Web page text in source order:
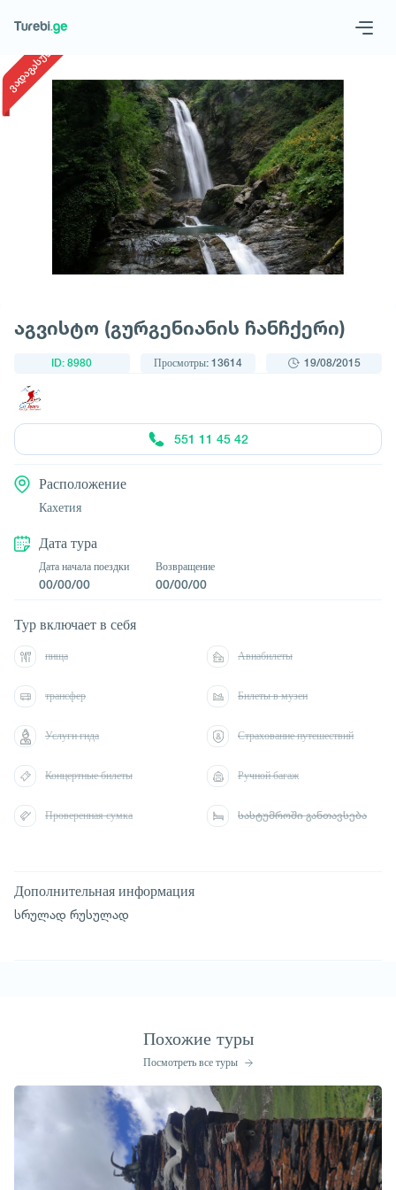
Запросить тур
ვადაგასული
აგვისტო (გურგენიანის ჩანჩქერი)
ID: 8980 Просмотры: 13614 19/08/2015
551 11 45 42
Расположение
Кахетия
Дата тура
Дата начала поездки
00/00/00
Возвращение
00/00/00
Дополнительная информация
სრულად რუსულად
Тур включает в себя
пища Авиабилеты
трансфер Билеты в музеи
Услуги гида Страхование путешествий
Концертные билеты Ручной багаж
Проверенная сумка სასტუმროში განთავსება
Похожие туры
Посмотреть все туры